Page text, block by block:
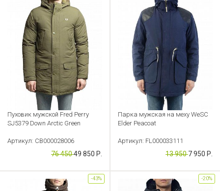
Пуховик мужской Fred Perry
SJ5379 Down Arctic Green
Артикул: CB000028006
76 45049 850 Р.
Парка мужская на меху WeSC
Elder Peacoat
Артикул: FL000033111
13 9507 950 Р.
-43% -20%